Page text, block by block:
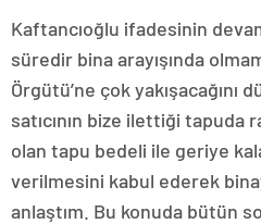
Kaftancıoğlu ifadesinin
süredir bina arayışında
Örgütü’ne çok yakışacağını
satıcının bize ilettiği tapuda
olan tapu bedeli ile geriye
verilmesini kabul ederek
anlaştım. Bu konuda bütün